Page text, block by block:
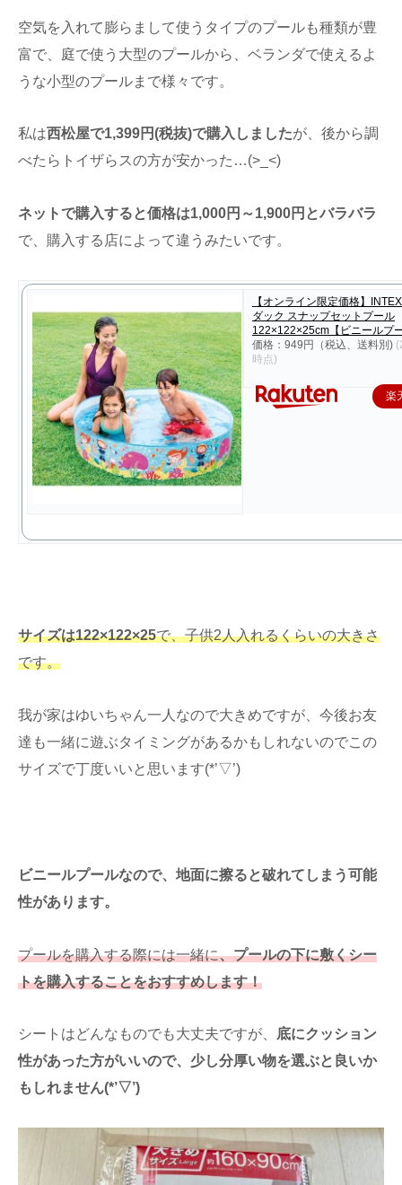
空気を入れて膨らまして使うタイプのプールも種類が豊
富で、庭で使う大型のプールから、ベランダで使えるよ
うな小型のプールまで様々です。
私は西松屋で1,399円(税抜)で購入しましたが、後から調
べたらトイザらスの方が安かった…(>_<)
ネットで購入すると価格は1,000円～1,900円とバラバラ
で、購入する店によって違うみたいです。
【オンライン限定価格】
ダック スナップセットプール
122×122×25cm【ビニールプ
価格：949円（税込、送料別)
時点)
楽
サイズは122×122×25で、子供2人入れるくらいの大きさ
です。
我が家はゆいちゃん一人なので大きめですが、今後お友
達も一緒に遊ぶタイミングがあるかもしれないのでこの
サイズで丁度いいと思います(*’▽’)
ビニールプールなので、地面に擦ると破れてしまう可能
性があります。
プールを購入する際には一緒に、プールの下に敷くシー
トを購入することをおすすめします！
シートはどんなものでも大丈夫ですが、 底にクッション
性があった方がいいので、少し分厚い物を選ぶと良いか
もしれません(*’▽’)